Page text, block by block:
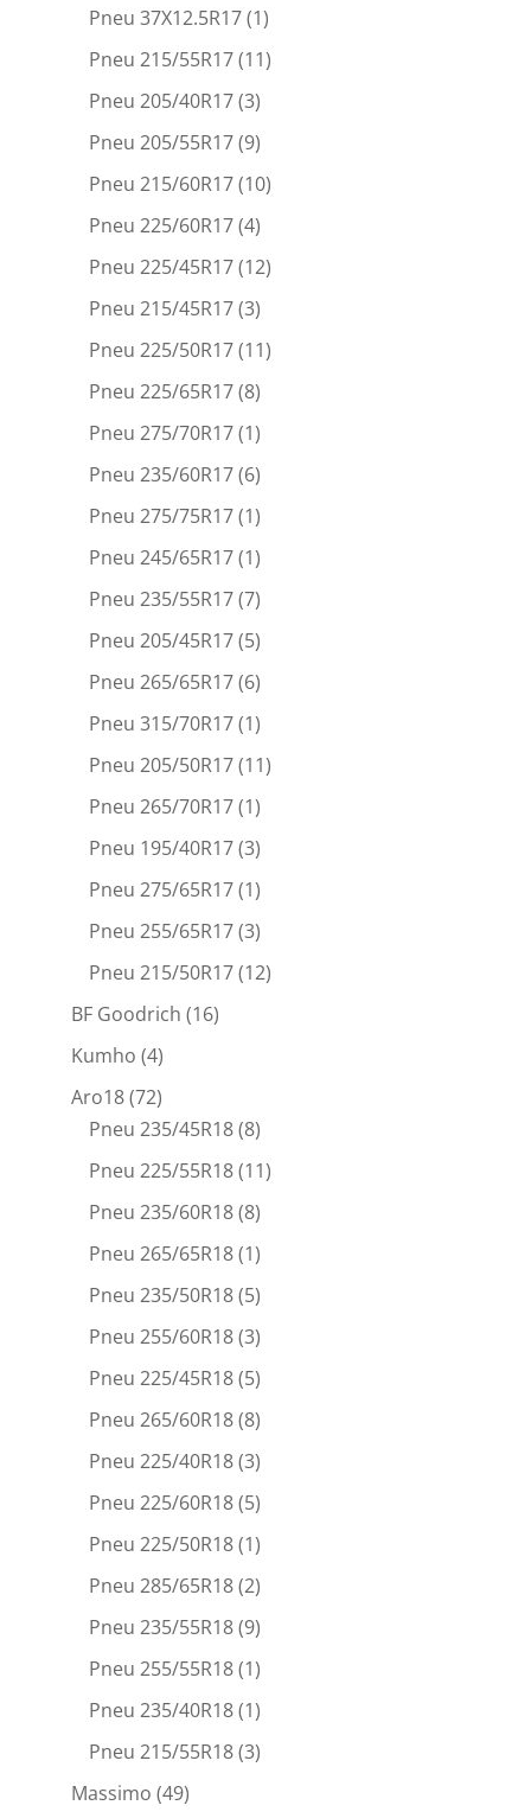
Pneu 37X12.5R17(1)
Pneu 215/55R17(11)
Pneu 205/40R17(3)
Pneu 205/55R17(9)
Pneu 215/60R17(10)
Pneu 225/60R17(4)
Pneu 225/45R17(12)
Pneu 215/45R17(3)
Pneu 225/50R17(11)
Pneu 225/65R17(8)
Pneu 275/70R17(1)
Pneu 235/60R17(6)
Pneu 275/75R17(1)
Pneu 245/65R17(1)
Pneu 235/55R17(7)
Pneu 205/45R17(5)
Pneu 265/65R17(6)
Pneu 315/70R17(1)
Pneu 205/50R17(11)
Pneu 265/70R17(1)
Pneu 195/40R17(3)
Pneu 275/65R17(1)
Pneu 255/65R17(3)
Pneu 215/50R17(12)
BF Goodrich (16)
Kumho (4)
Aro18(72)
Pneu 235/45R18(8)
Pneu 225/55R18(11)
Pneu 235/60R18(8)
Pneu 265/65R18(1)
Pneu 235/50R18(5)
Pneu 255/60R18(3)
Pneu 225/45R18(5)
Pneu 265/60R18(8)
Pneu 225/40R18(3)
Pneu 225/60R18(5)
Pneu 225/50R18(1)
Pneu 285/65R18(2)
Pneu 235/55R18(9)
Pneu 255/55R18(1)
Pneu 235/40R18(1)
Pneu 215/55R18(3)
Massimo (49)